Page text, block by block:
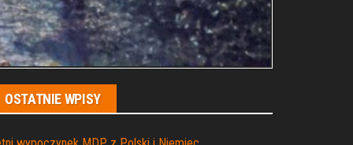
OSTATNIE WPISY